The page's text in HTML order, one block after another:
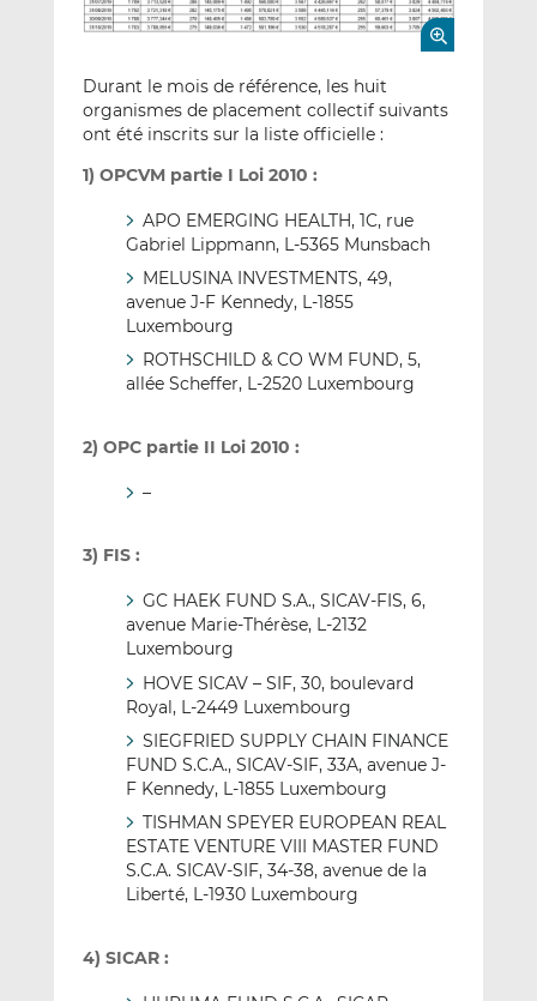
Durant le mois de référence, les huit
organismes de placement collectif suivants
ont été inscrits sur la liste officielle :
1) OPCVM partie I Loi 2010 :
APO EMERGING HEALTH, 1C, rue
Gabriel Lippmann, L-5365 Munsbach
MELUSINA INVESTMENTS, 49,
avenue J-F Kennedy, L-1855
Luxembourg
ROTHSCHILD & CO WM FUND, 5,
allée Scheffer, L-2520 Luxembourg
2) OPC partie II Loi 2010 :
–
3) FIS :
GC HAEK FUND S.A., SICAV-FIS, 6,
avenue Marie-Thérèse, L-2132
Luxembourg
HOVE SICAV – SIF, 30, boulevard
Royal, L-2449 Luxembourg
SIEGFRIED SUPPLY CHAIN FINANCE
FUND S.C.A., SICAV-SIF, 33A, avenue J-
F Kennedy, L-1855 Luxembourg
TISHMAN SPEYER EUROPEAN REAL
ESTATE VENTURE VIII MASTER FUND
S.C.A. SICAV-SIF, 34-38, avenue de la
Liberté, L-1930 Luxembourg
4) SICAR :